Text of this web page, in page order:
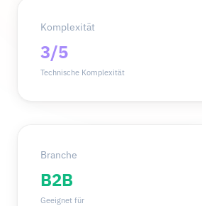
Komplexität
3/5
Technische Komplexität
Branche
B2B
Geeignet für